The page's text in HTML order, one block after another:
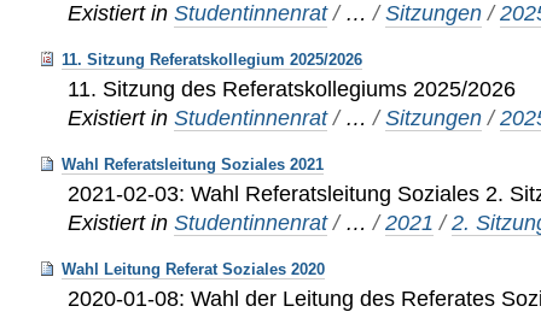
Existiert in Studentinnenrat / …/Sitzungen /
11. Sitzung Referatskollegium 2025/2026
11. Sitzung des Referatskollegiums 2025/2026
Existiert in Studentinnenrat / …/Sitzungen /
Wahl Referatsleitung Soziales 2021
2021-02-03: Wahl Referatsleitung Soziales 2.
Existiert in Studentinnenrat / …/2021 /2.
Wahl Leitung Referat Soziales 2020
2020-01-08: Wahl der Leitung des Referates